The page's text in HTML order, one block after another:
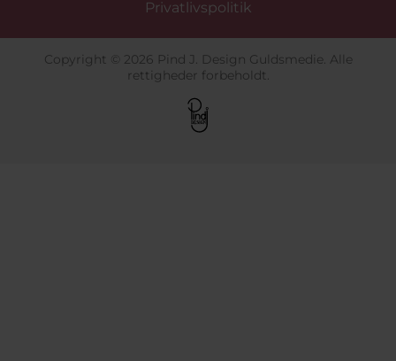
Privatlivspolitik
Copyright © 2026 Pind J. Design Guldsmedie. Alle
rettigheder forbeholdt.